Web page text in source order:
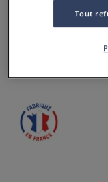
base d’eau pour
Tout